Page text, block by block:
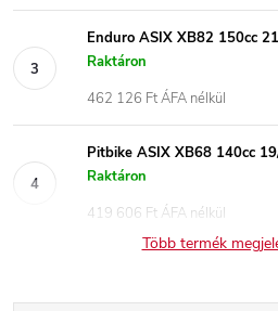
Enduro ASIX XB82 150cc
Raktáron
462 126 Ft ÁFA nélkül
Pitbike ASIX XB68 140cc
Raktáron
419 606 Ft ÁFA nélkül
Több termék